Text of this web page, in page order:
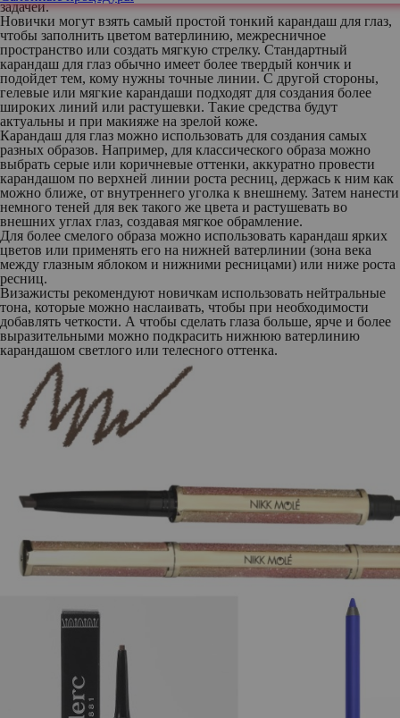
задачей.
Новички могут взять самый простой тонкий карандаш для глаз,
чтобы заполнить цветом ватерлинию, межресничное
пространство или создать мягкую стрелку. Стандартный
карандаш для глаз обычно имеет более твердый кончик и
подойдет тем, кому нужны точные линии. С другой стороны,
гелевые или мягкие карандаши подходят для создания более
широких линий или растушевки. Такие средства будут
актуальны и при макияже на зрелой коже.
Карандаш для глаз можно использовать для создания самых
разных образов. Например, для классического образа можно
выбрать серые или коричневые оттенки, аккуратно провести
карандашом по верхней линии роста ресниц, держась к ним как
можно ближе, от внутреннего уголка к внешнему. Затем нанести
немного теней для век такого же цвета и растушевать во
внешних углах глаз, создавая мягкое обрамление.
Для более смелого образа можно использовать карандаш ярких
цветов или применять его на нижней ватерлинии (зона века
между глазным яблоком и нижними ресницами) или ниже роста
ресниц.
Визажисты рекомендуют новичкам использовать нейтральные
тона, которые можно наслаивать, чтобы при необходимости
добавлять четкости. А чтобы сделать глаза больше, ярче и более
выразительными можно подкрасить нижнюю ватерлинию
карандашом светлого или телесного оттенка.